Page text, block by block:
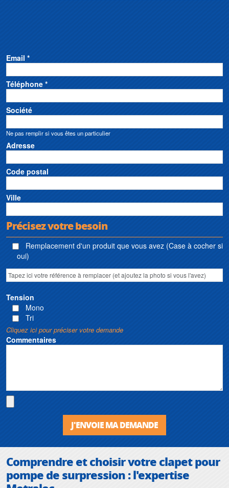
Email *
Téléphone *
Société
Ne pas remplir si vous êtes un particulier
Adresse
Code postal
Ville
Précisez votre besoin
Remplacement d'un produit que vous avez (Case à cocher si
oui)
Tension
Mono
Tri
Cliquez ici pour préciser votre demande
Commentaires
J'ENVOIE MA DEMANDE
Comprendre et choisir votre clapet pour
pompe de surpression : l'expertise